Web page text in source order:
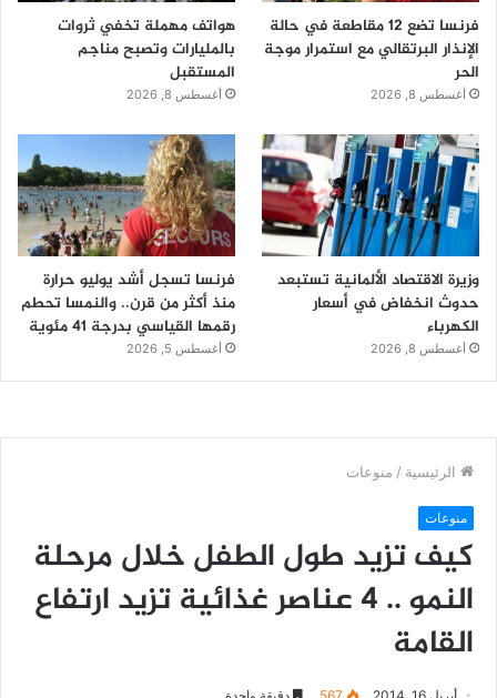
فرنسا تضع 12 مقاطعة في حالة
الإنذار البرتقالي مع استمرار موجة
الحر
أغسطس 8, 2026
هواتف مهملة تخفي ثروات
بالمليارات وتصبح مناجم
المستقبل
أغسطس 8, 2026
وزيرة الاقتصاد الألمانية تستبعد
حدوث انخفاض في أسعار
الكهرباء
أغسطس 8, 2026
فرنسا تسجل أشد يوليو حرارة
منذ أكثر من قرن.. والنمسا تحطم
رقمها القياسي بدرجة 41 مئوية
أغسطس 5, 2026